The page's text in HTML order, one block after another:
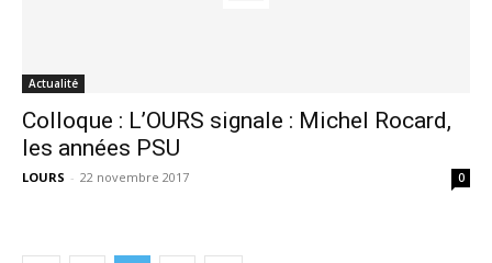
Actualité
Colloque : L’OURS signale : Michel Rocard,
les années PSU
LOURS - 22 novembre 2017 0